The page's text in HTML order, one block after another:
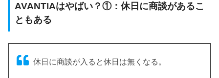
AVANTIAはやばい？①：休日に商談があるこ
ともある
休日に商談が入ると休日は無くなる。